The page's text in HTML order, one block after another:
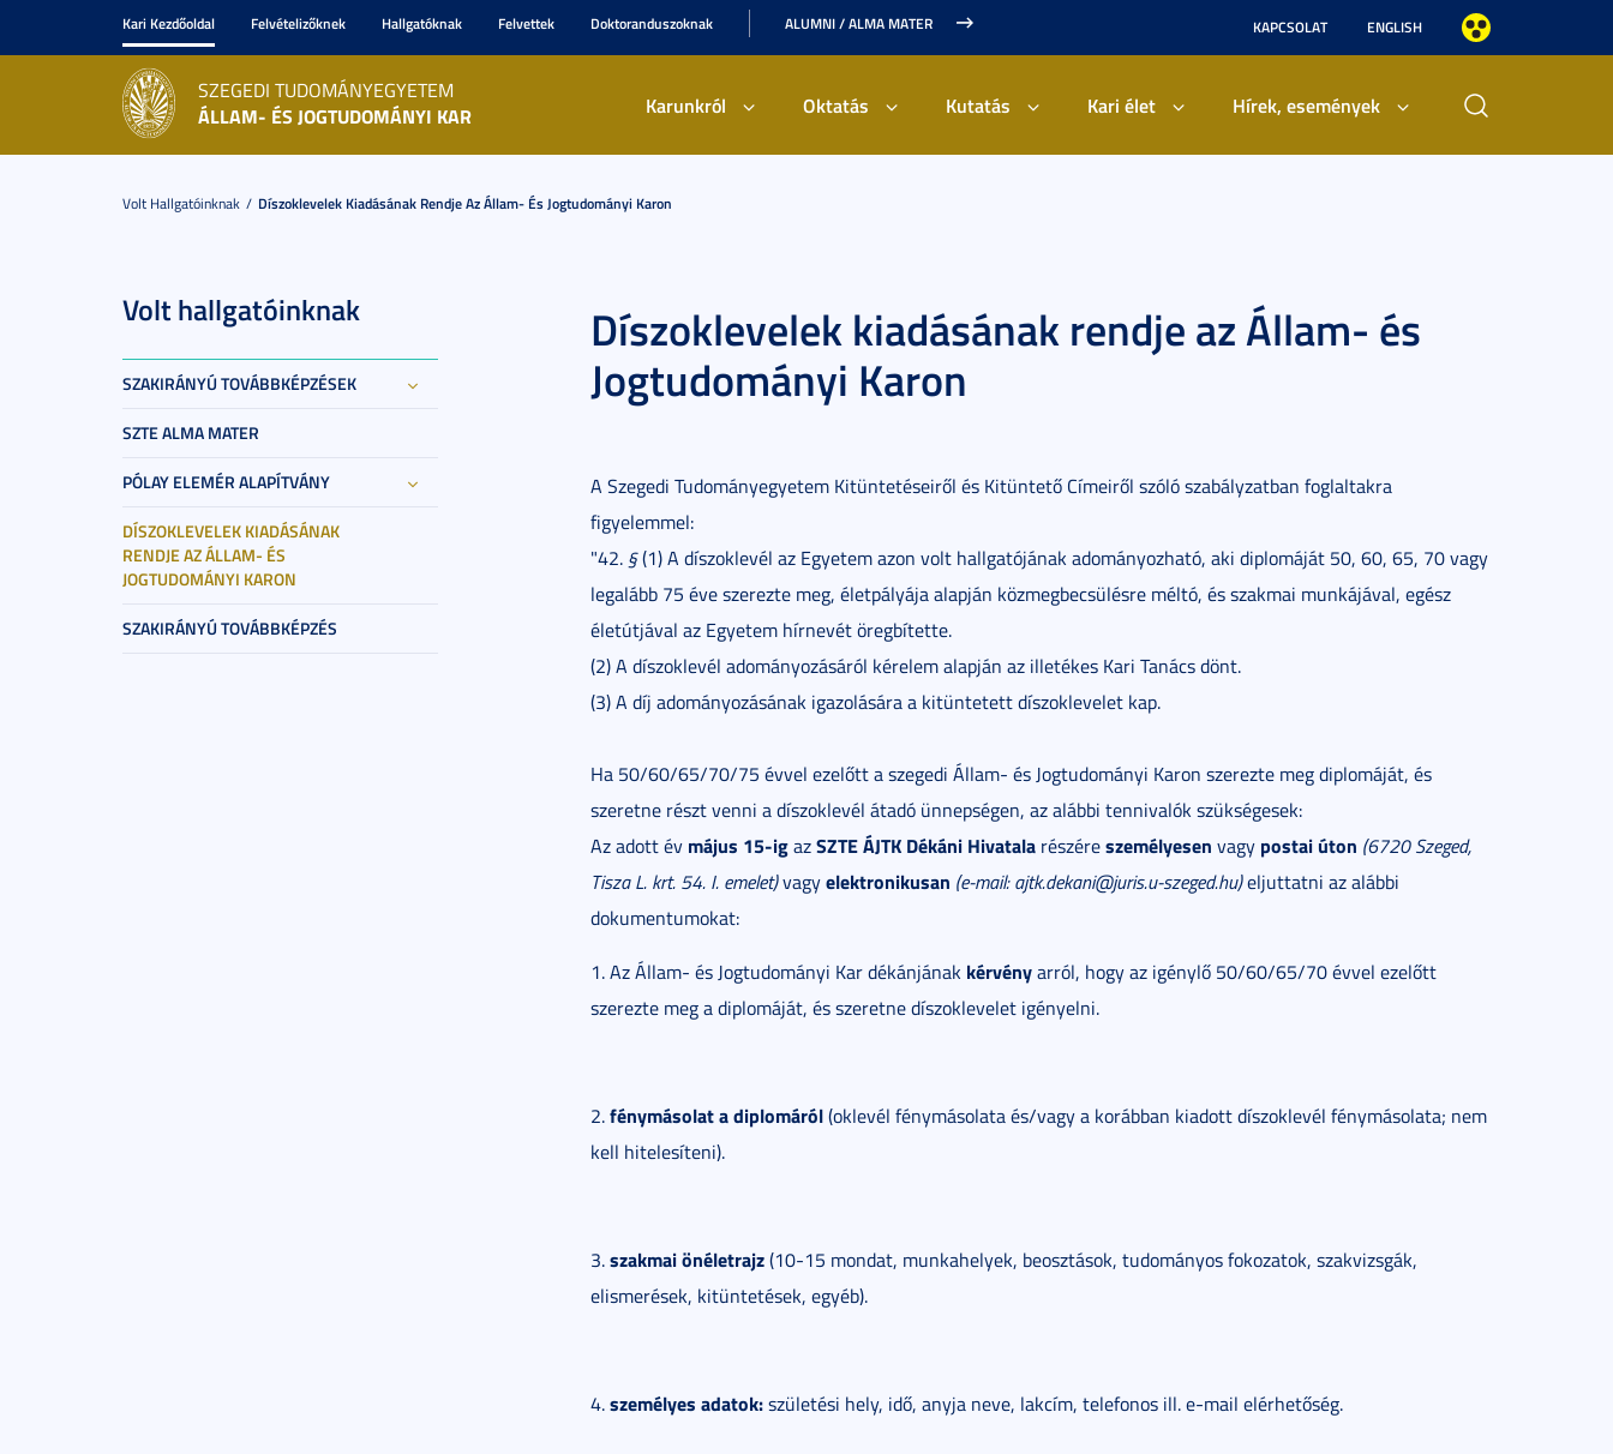
Kari Kezdőoldal Felvételizőknek Hallgatóknak Felvettek Doktoranduszoknak ALUMNI / ALMA MATER KAPCSOLAT ENGLISH
SZEGEDI TUDOMÁNYEGYETEM
ÁLLAM- ÉS JOGTUDOMÁNYI KAR Karunkról Oktatás Kutatás Kari élet Hírek, események
Volt Hallgatóinknak Díszoklevelek Kiadásának Rendje Az Állam- És Jogtudományi Karon
Volt hallgatóinknak
SZAKIRÁNYÚ TOVÁBBKÉPZÉSEK
SZTE ALMA MATER
PÓLAY ELEMÉR ALAPÍTVÁNY
DÍSZOKLEVELEK KIADÁSÁNAK
RENDJE AZ ÁLLAM- ÉS
JOGTUDOMÁNYI KARON
SZAKIRÁNYÚ TOVÁBBKÉPZÉS
Díszoklevelek kiadásának rendje az Állam- és
Jogtudományi Karon
A Szegedi Tudományegyetem Kitüntetéseiről és Kitüntető Címeiről szóló szabályzatban foglaltakra
figyelemmel:
"42. §(1) A díszoklevél az Egyetem azon volt hallgatójának adományozható, aki diplomáját 50, 60, 65, 70 vagy
legalább 75 éve szerezte meg, életpályája alapján közmegbecsülésre méltó, és szakmai munkájával, egész
életútjával az Egyetem hírnevét öregbítette.
(2) A díszoklevél adományozásáról kérelem alapján az illetékes Kari Tanács dönt.
(3) A díj adományozásának igazolására a kitüntetett díszoklevelet kap.
Ha 50/60/65/70/75 évvel ezelőtt a szegedi Állam- és Jogtudományi Karon szerezte meg diplomáját, és
szeretne részt venni a díszoklevél átadó ünnepségen, az alábbi tennivalók szükségesek:
Az adott év május 15-igazSZTE ÁJTK Dékáni Hivatala részéreszemélyesen vagy postai úton (6720 Szeged,
Tisza L. krt. 54. I. emelet)vagyelektronikusan (e-mail: ajtk.dekani@juris.u-szeged.hu)eljuttatni az alábbi
dokumentumokat:
1. Az Állam- és Jogtudományi Kar dékánjának kérvényarról, hogy az igénylő 50/60/65/70 évvel ezelőtt
szerezte meg a diplomáját, és szeretne díszoklevelet igényelni.
2.fénymásolat a diplomáról(oklevél fénymásolata és/vagy a korábban kiadott díszoklevél fénymásolata; nem
kell hitelesíteni).
3.szakmai önéletrajz(10-15 mondat, munkahelyek, beosztások, tudományos fokozatok, szakvizsgák,
elismerések, kitüntetések, egyéb).
4.személyes adatok:születési hely, idő, anyja neve, lakcím, telefonos ill. e-mail elérhetőség.